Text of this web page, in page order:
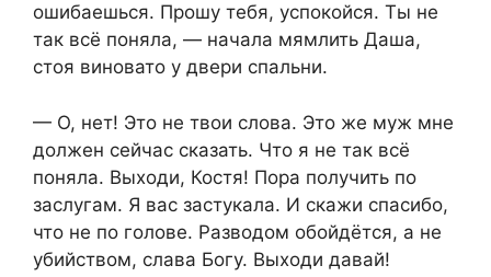
ошибаешься. Прошу тебя, успокойся. Ты не
так всё поняла, — начала мямлить Даша,
стоя виновато у двери спальни.
— О, нет! Это не твои слова. Это же муж мне
должен сейчас сказать. Что я не так всё
поняла. Выходи, Костя! Пора получить по
заслугам. Я вас застукала. И скажи спасибо,
что не по голове. Разводом обойдётся, а не
убийством, слава Богу. Выходи давай!